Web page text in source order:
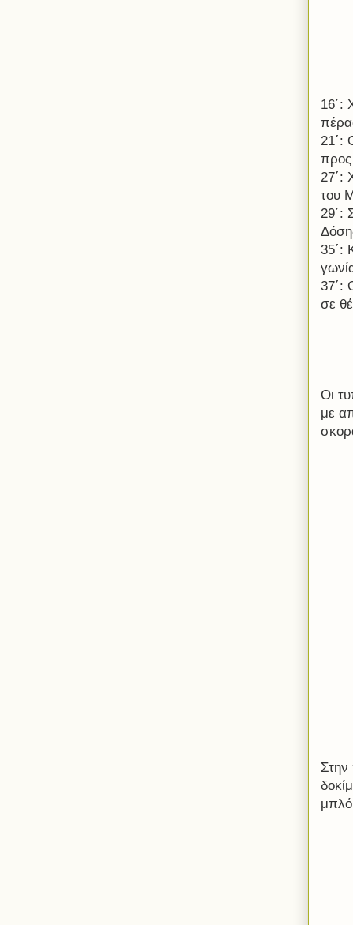
16΄:
21΄:
προς
27΄:
του
29΄:
35΄:
37΄:
σε
Οι
με
Στην